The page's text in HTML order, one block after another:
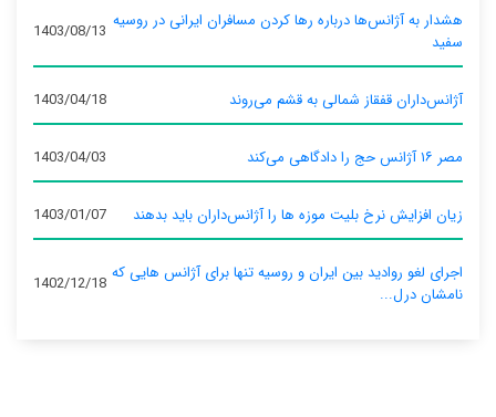
هشدار به آژانس‌ها درباره رها کردن مسافران ایرانی در روسیه
سفید
1403/08/13
آژانس‌داران قفقاز شمالی به قشم می‌روند 1403/04/18
مصر ۱۶ آژانس حج را دادگاهی می‌کند 1403/04/03
زیان افزایش نرخ بلیت موزه ها را آژانس‌داران باید بدهند 1403/01/07
اجرای لغو روادید بین ایران و روسیه تنها برای آژانس‌ هایی که
نامشان درل...
1402/12/18